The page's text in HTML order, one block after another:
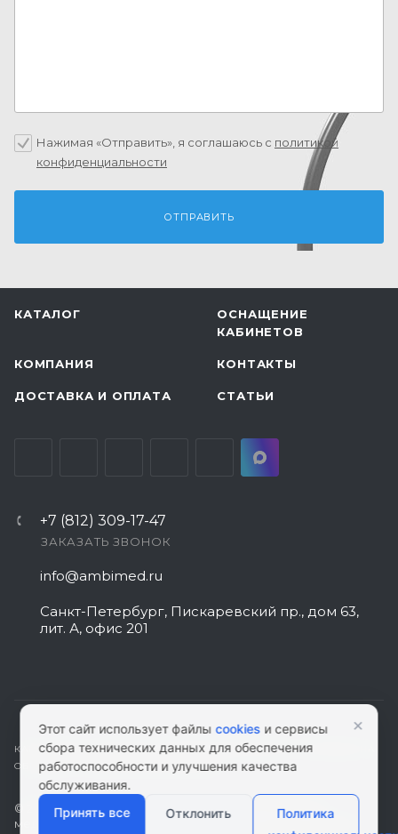
Нажимая «Отправить», я соглашаюсь c политикой
конфиденциальности
КАТАЛОГ
ОСНАЩЕНИЕ
КАБИНЕТОВ
КОМПАНИЯ КОНТАКТЫ
ДОСТАВКА И ОПЛАТА СТАТЬИ
+7 (812) 309-17-47
ЗАКАЗАТЬ ЗВОНОК
info@ambimed.ru
Санкт-Петербург, Пискаревский пр., дом 63,
лит. А, офис 201
КАРТА САЙТА|ПОЛИТИКА КОНФИДЕНЦИАЛЬНОСТИ|СОГЛАСИЕ НА
ОБРАБОТКУ ПЕРСОНАЛЬНЫХ ДАННЫХ
© 2026 ambimed.ru - Медицинское оборудование и
медтехника. Информация на этом ресурсе не является
Этот сайт использует файлыcookies и сервисы
сбора технических данных для обеспечения
работоспособности и улучшения качества
обслуживания.
Принять все
Отклонить
Политика
×